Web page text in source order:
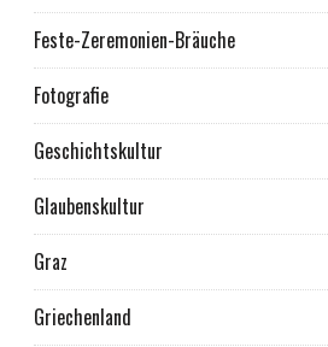
Feste-Zeremonien-Bräuche
Fotografie
Geschichtskultur
Glaubenskultur
Graz
Griechenland